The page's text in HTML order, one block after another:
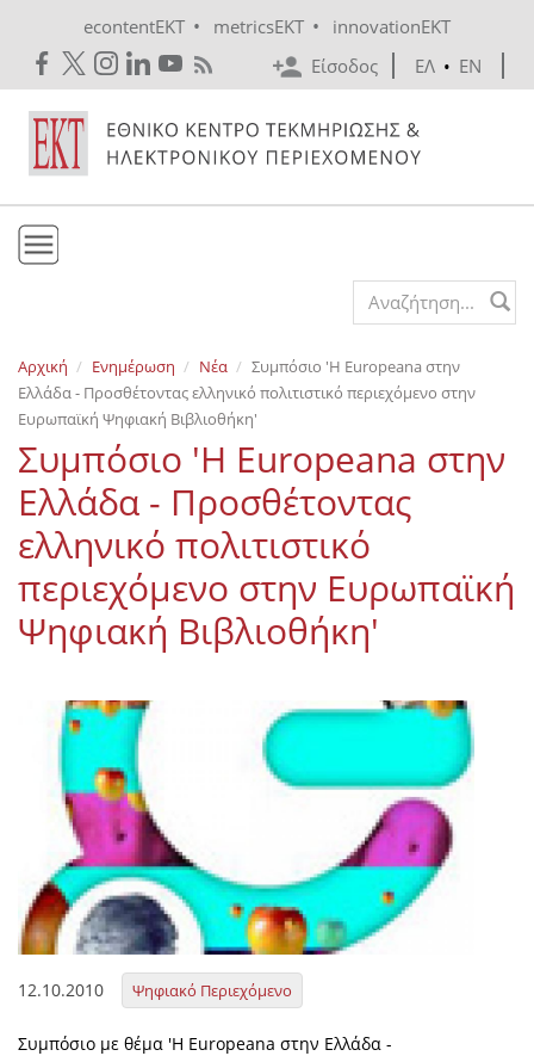
econtentEKT • metricsEKT •
innovationEKT
Είσοδος
ΕΛ • EN
Εκδόσεις
Ενημέρωση
Επικοινωνία
Search form
Αρχική Ενημέρωση Νέα
Συμπόσιο 'Η Εuropeana στην
Ελλάδα - Προσθέτοντας ελληνικό πολιτιστικό περιεχόμενο στην
Ευρωπαϊκή Ψηφιακή Βιβλιοθήκη'
Συμπόσιο 'Η Εuropeana στην
Ελλάδα - Προσθέτοντας
ελληνικό πολιτιστικό
περιεχόμενο στην Ευρωπαϊκή
Ψηφιακή Βιβλιοθήκη'
12.10.2010 Ψηφιακό Περιεχόμενο
Συμπόσιο με θέμα 'Η Europeana στην Ελλάδα -